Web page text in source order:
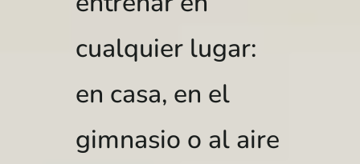
cualquier lugar:
en casa, en el
gimnasio o al aire